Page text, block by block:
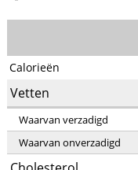
Calorieën
Vetten
Waarvan verzadigd
Waarvan onverzadigd